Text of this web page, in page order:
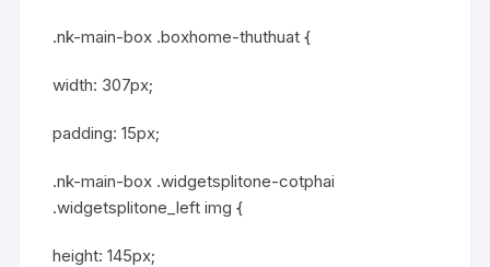
.nk-main-box .boxhome-thuthuat {
width: 307px;
padding: 15px;
.nk-main-box .widgetsplitone-cotphai
.widgetsplitone_left img {
height: 145px;